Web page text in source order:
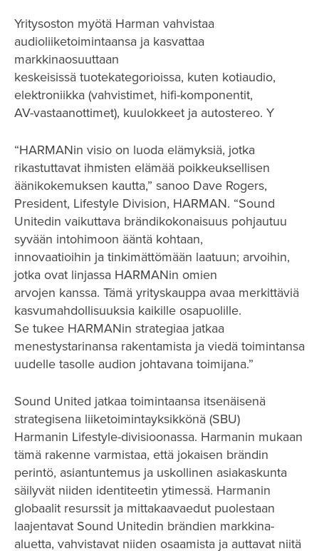
Yritysoston myötä Harman vahvistaa
audioliiketoimintaansa ja kasvattaa
markkinaosuuttaan
keskeisissä tuotekategorioissa, kuten kotiaudio,
elektroniikka (vahvistimet, hifi-komponentit,
AV-vastaanottimet), kuulokkeet ja autostereo. Y
“HARMANin visio on luoda elämyksiä, jotka
rikastuttavat ihmisten elämää poikkeuksellisen
äänikokemuksen kautta,” sanoo Dave Rogers,
President, Lifestyle Division, HARMAN. “Sound
Unitedin vaikuttava brändikokonaisuus pohjautuu
syvään intohimoon ääntä kohtaan,
innovaatioihin ja tinkimättömään laatuun; arvoihin,
jotka ovat linjassa HARMANin omien
arvojen kanssa. Tämä yrityskauppa avaa merkittäviä
kasvumahdollisuuksia kaikille osapuolille.
Se tukee HARMANin strategiaa jatkaa
menestystarinansa rakentamista ja viedä toimintansa
uudelle tasolle audion johtavana toimijana.”
Sound United jatkaa toimintaansa itsenäisenä
strategisena liiketoimintayksikkönä (SBU)
Harmanin Lifestyle-divisioonassa. Harmanin mukaan
tämä rakenne varmistaa, että jokaisen brändin
perintö, asiantuntemus ja uskollinen asiakaskunta
säilyvät niiden identiteetin ytimessä. Harmanin
globaalit resurssit ja mittakaavaedut puolestaan
laajentavat Sound Unitedin brändien markkina-
aluetta, vahvistavat niiden osaamista ja auttavat niitä